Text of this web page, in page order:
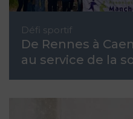
Défi sportif
De Rennes à
au service de la